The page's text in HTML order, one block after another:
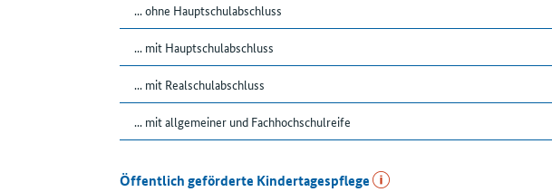
... ohne Hauptschulabschluss
... mit Hauptschulabschluss
... mit Realschulabschluss
... mit allgemeiner und Fachhochschulreife
Öffentlich geförderte Kindertagespflege